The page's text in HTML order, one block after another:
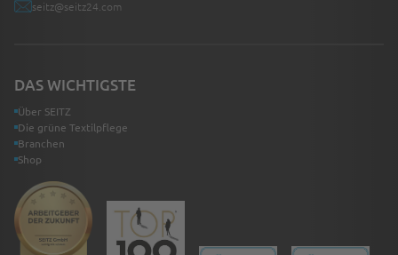
seitz@seitz24.com
DAS WICHTIGSTE
Über SEITZ
Die grüne Textilpflege
Branchen
Shop